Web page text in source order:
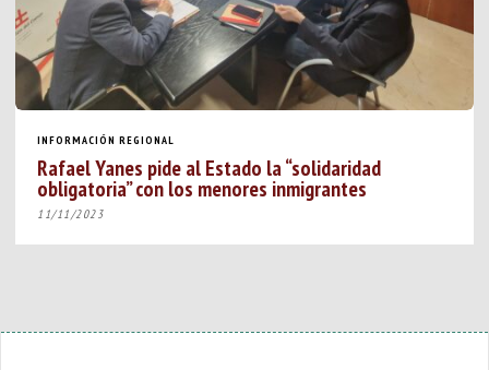
INFORMACIÓN REGIONAL
Rafael Yanes pide al Estado la “solidaridad
obligatoria” con los menores inmigrantes
11/11/2023